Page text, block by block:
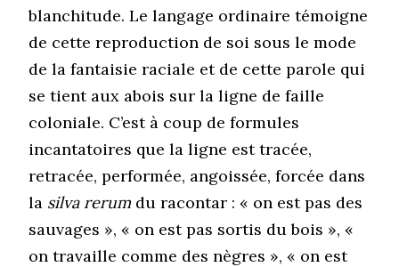
blanchitude. Le langage ordinaire témoigne
de cette reproduction de soi sous le mode
de la fantaisie raciale et de cette parole qui
se tient aux abois sur la ligne de faille
coloniale. C’est à coup de formules
incantatoires que la ligne est tracée,
retracée, performée, angoissée, forcée dans
la silva rerum du racontar : « on est pas des
sauvages », « on est pas sortis du bois », «
on travaille comme des nègres », « on est